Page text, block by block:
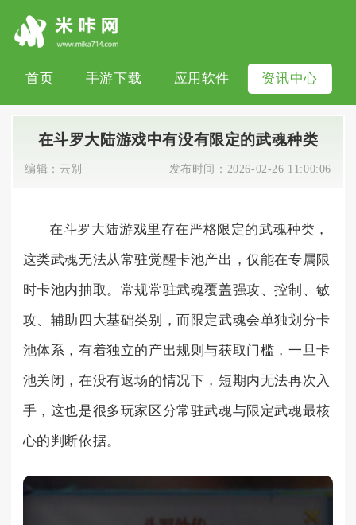
首页 手游下载 应用软件 资讯中心
在斗罗大陆游戏中有没有限定的武魂种类
编辑： 云别 发布时间： 2026-02-26 11:00:06
在斗罗大陆游戏里存在严格限定的武魂种类，
这类武魂无法从常驻觉醒卡池产出，仅能在专属限
时卡池内抽取。常规常驻武魂覆盖强攻、控制、敏
攻、辅助四大基础类别，而限定武魂会单独划分卡
池体系，有着独立的产出规则与获取门槛，一旦卡
池关闭，在没有返场的情况下，短期内无法再次入
手，这也是很多玩家区分常驻武魂与限定武魂最核
心的判断依据。